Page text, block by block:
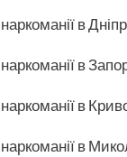
в
в
в
в